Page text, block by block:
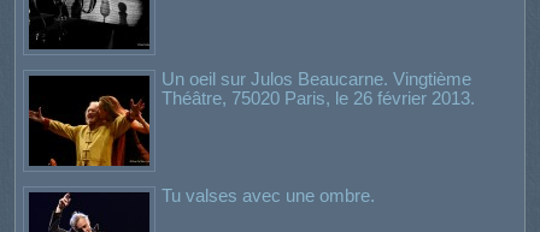
Un oeil sur Julos Beaucarne. Vingtième
Théâtre, 75020 Paris, le 26 février 2013.
Tu valses avec une ombre.